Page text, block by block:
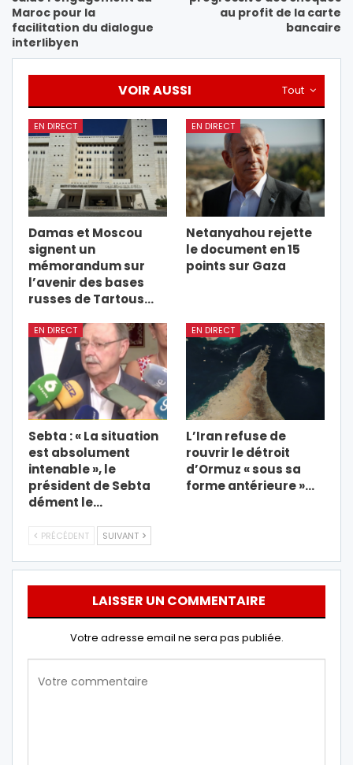
Maroc pour la
facilitation du dialogue
interlibyen
au profit de la carte
bancaire
Tout
VOIR AUSSI
EN DIRECT
Damas et Moscou
signent un
mémorandum sur
l’avenir des bases
russes de Tartous…
EN DIRECT
Netanyahou rejette
le document en 15
points sur Gaza
EN DIRECT
Sebta : « La situation
est absolument
intenable », le
président de Sebta
dément le…
EN DIRECT
L’Iran refuse de
rouvrir le détroit
d’Ormuz « sous sa
forme antérieure »…
PRÉCÉDENT SUIVANT
LAISSER UN COMMENTAIRE
Votre adresse email ne sera pas publiée.